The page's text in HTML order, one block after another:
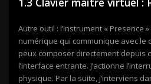
Autre outil : l’instrument « Presence »
numérique qui communique avec le
peux composer directement depuis
l’interface entrante. J’actionne
physique. Par la suite, j’interviens